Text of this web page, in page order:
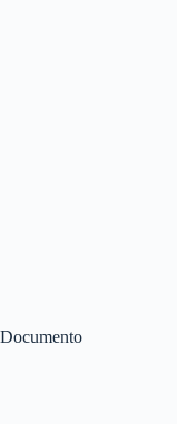
Documento